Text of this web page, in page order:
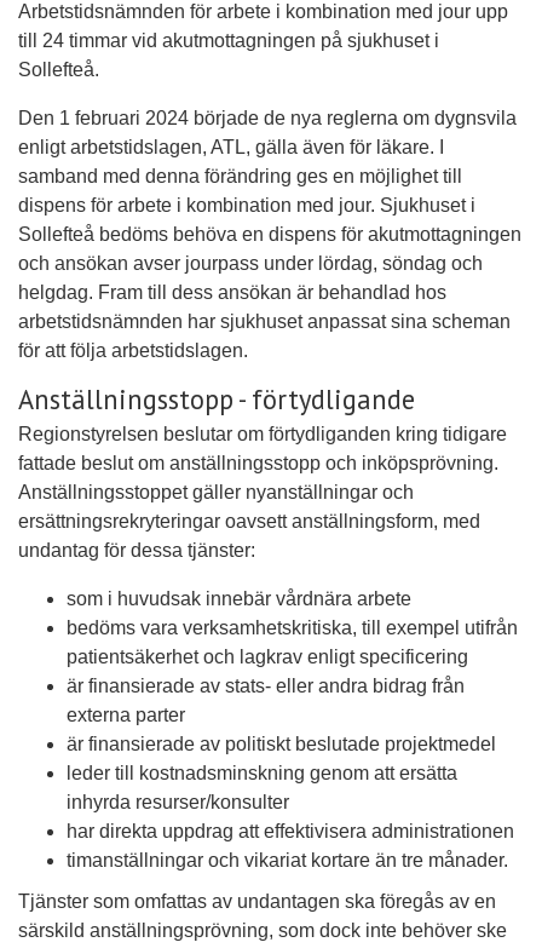
Arbetstidsnämnden för arbete i kombination med jour upp
till 24 timmar vid akutmottagningen på sjukhuset i
Sollefteå.
Den 1 februari 2024 började de nya reglerna om dygnsvila
enligt arbetstidslagen, ATL, gälla även för läkare. I
samband med denna förändring ges en möjlighet till
dispens för arbete i kombination med jour. Sjukhuset i
Sollefteå bedöms behöva en dispens för akutmottagningen
och ansökan avser jourpass under lördag, söndag och
helgdag. Fram till dess ansökan är behandlad hos
arbetstidsnämnden har sjukhuset anpassat sina scheman
för att följa arbetstidslagen.
Anställningsstopp - förtydligande
Regionstyrelsen beslutar om förtydliganden kring tidigare
fattade beslut om anställningsstopp och inköpsprövning.
Anställningsstoppet gäller nyanställningar och
ersättningsrekryteringar oavsett anställningsform, med
undantag för dessa tjänster:
som i huvudsak innebär vårdnära arbete
bedöms vara verksamhetskritiska, till exempel utifrån
patientsäkerhet och lagkrav enligt specificering
är finansierade av stats- eller andra bidrag från
externa parter
är finansierade av politiskt beslutade projektmedel
leder till kostnadsminskning genom att ersätta
inhyrda resurser/konsulter
har direkta uppdrag att effektivisera administrationen
timanställningar och vikariat kortare än tre månader.
Tjänster som omfattas av undantagen ska föregås av en
särskild anställningsprövning, som dock inte behöver ske